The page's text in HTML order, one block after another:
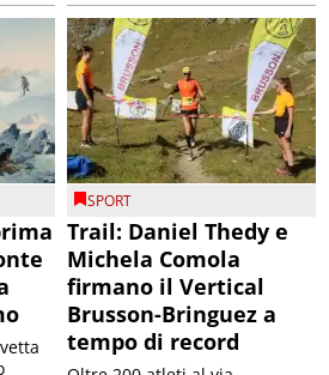
SPORT
Trail: Daniel Thedy e
Michela Comola
firmano il Vertical
Brusson-Bringuez a
tempo di record